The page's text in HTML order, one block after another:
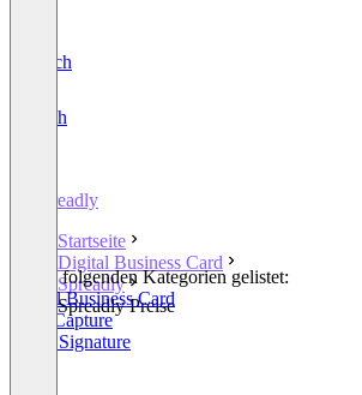
Deutsch
English
Spreadly
Startseite
Digital Business Card
Spreadly
Spreadly Preise
In den folgenden Kategorien gelistet:
Digital Business Card
Lead Capture
Email Signature